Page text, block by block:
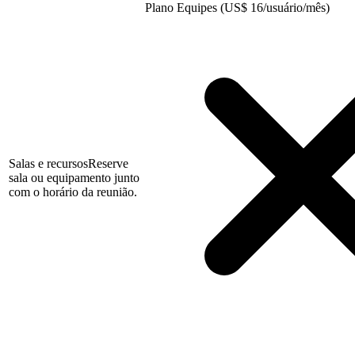
Plano Equipes (US$ 16/usuário/mês)
Salas e recursosReserve
sala ou equipamento junto
com o horário da reunião.